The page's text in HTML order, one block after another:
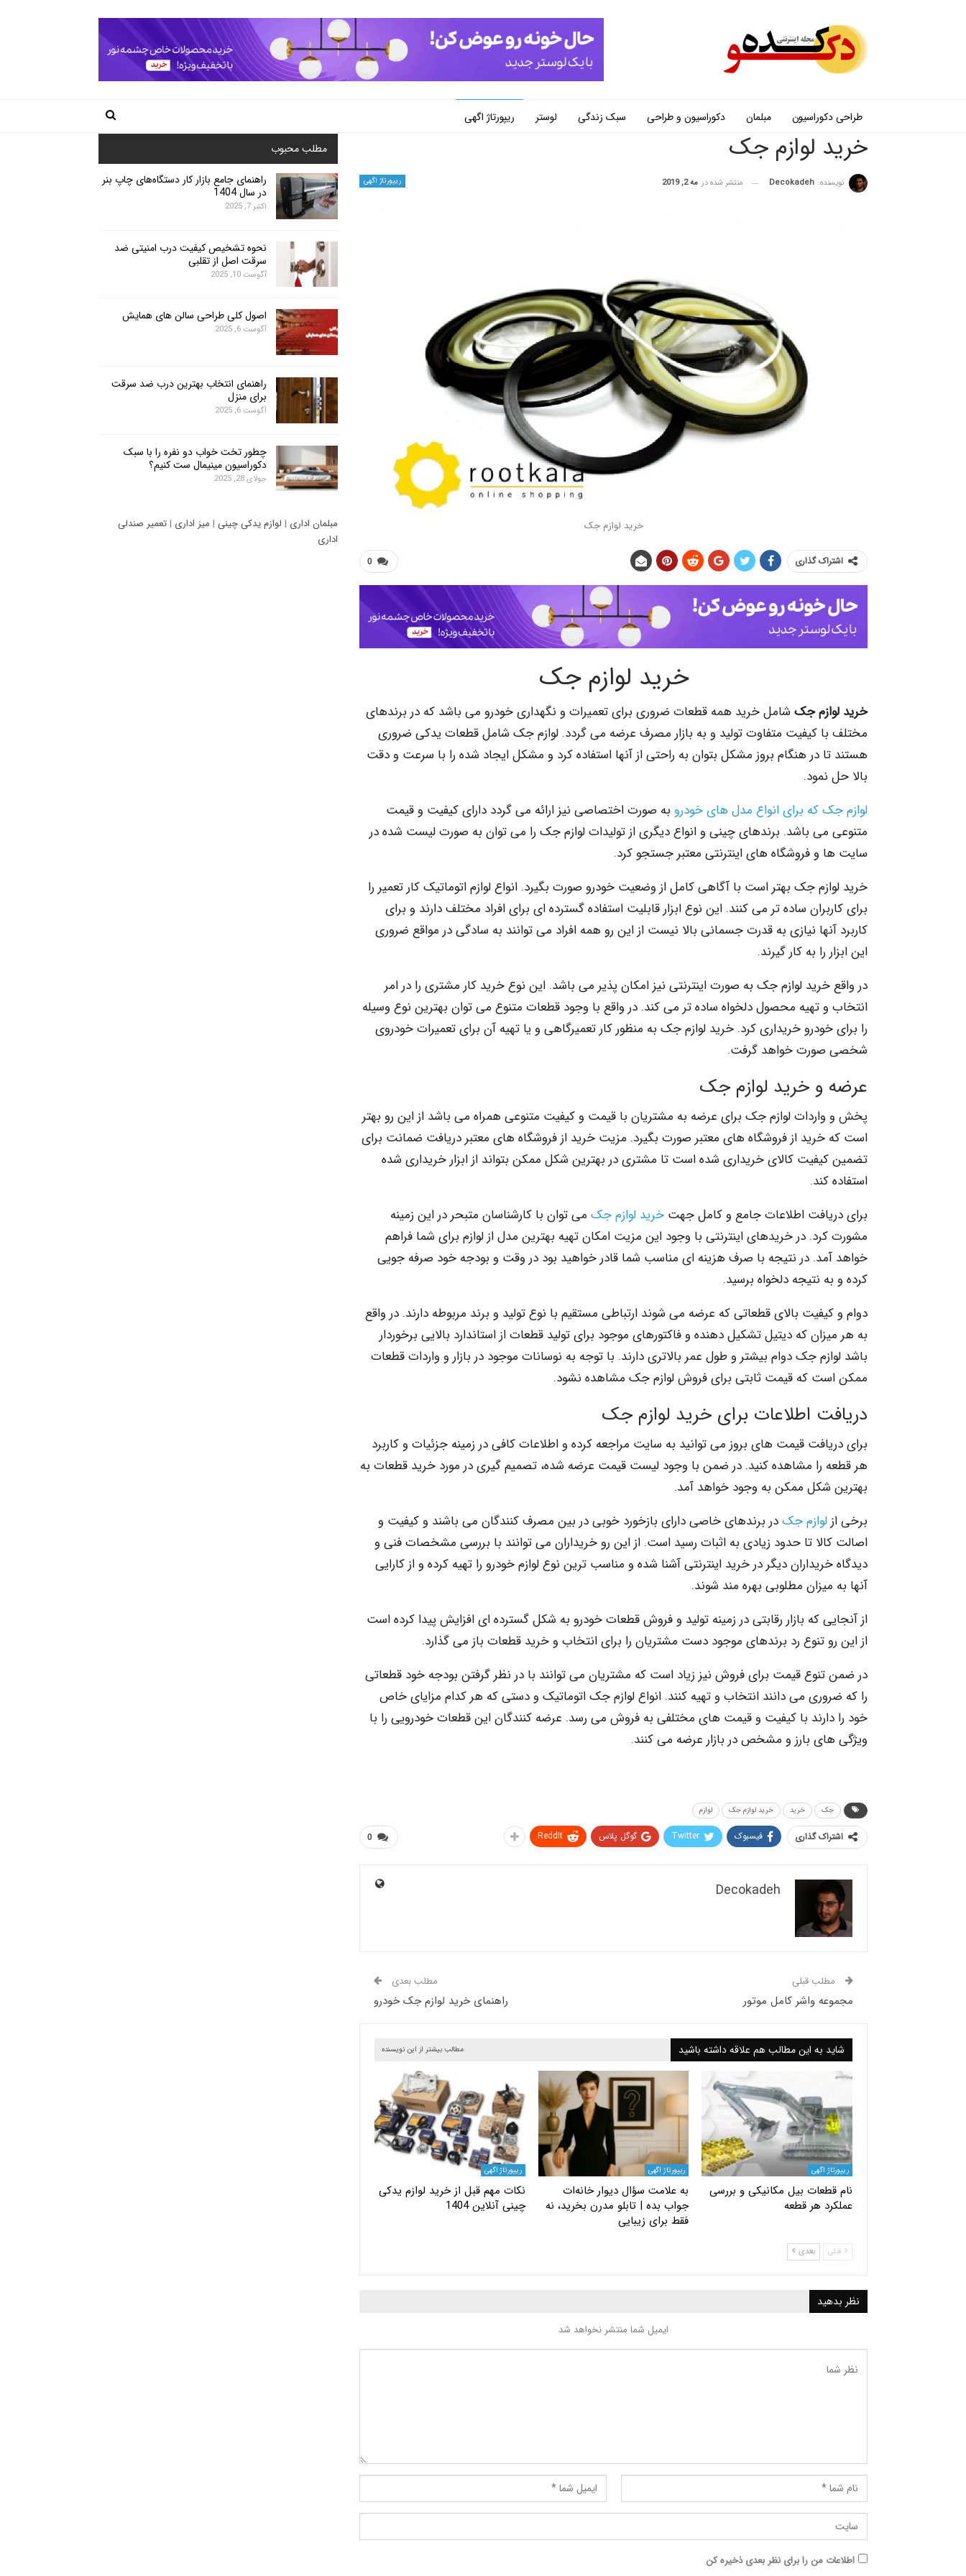
طراحی دکوراسیون مبلمان دکوراسیون و طراحی سبک زندگی لوستر ریپورتاژ اگهی
خرید لوازم جک
ریپورتاژ اگهی نویسنده: Decokadeh منتشر شده در مه 2, 2019
خرید لوازم جک
0 اشتراک گذاری
خرید لوازم جک
خرید لوازم جک شامل خرید همه قطعات ضروری برای تعمیرات و نگهداری خودرو می باشد که در برندهای
مختلف با کیفیت متفاوت تولید و به بازار مصرف عرضه می گردد. لوازم جک شامل قطعات یدکی ضروری
هستند تا در هنگام بروز مشکل بتوان به راحتی از آنها استفاده کرد و مشکل ایجاد شده را با سرعت و دقت
بالا حل نمود.
لوازم جک که برای انواع مدل های خودرو به صورت اختصاصی نیز ارائه می گردد دارای کیفیت و قیمت
متنوعی می باشد. برندهای چینی و انواع دیگری از تولیدات لوازم جک را می توان به صورت لیست شده در
سایت ها و فروشگاه های اینترنتی معتبر جستجو کرد.
خرید لوازم جک بهتر است با آگاهی کامل از وضعیت خودرو صورت بگیرد. انواع لوازم اتوماتیک کار تعمیر را
برای کاربران ساده تر می کنند. این نوع ابزار قابلیت استفاده گسترده ای برای افراد مختلف دارند و برای
کاربرد آنها نیازی به قدرت جسمانی بالا نیست از این رو همه افراد می توانند به سادگی در مواقع ضروری
این ابزار را به کار گیرند.
در واقع خرید لوازم جک به صورت اینترنتی نیز امکان پذیر می باشد. این نوع خرید کار مشتری را در امر
انتخاب و تهیه محصول دلخواه ساده تر می کند. در واقع با وجود قطعات متنوع می توان بهترین نوع وسیله
را برای خودرو خریداری کرد. خرید لوازم جک به منظور کار تعمیرگاهی و یا تهیه آن برای تعمیرات خودروی
شخصی صورت خواهد گرفت.
عرضه و خرید لوازم جک
پخش و واردات لوازم جک برای عرضه به مشتریان با قیمت و کیفیت متنوعی همراه می باشد از این رو بهتر
است که خرید از فروشگاه های معتبر صورت بگیرد. مزیت خرید از فروشگاه های معتبر دریافت ضمانت برای
تضمین کیفیت کالای خریداری شده است تا مشتری در بهترین شکل ممکن بتواند از ابزار خریداری شده
استفاده کند.
برای دریافت اطلاعات جامع و کامل جهت خرید لوازم جک می توان با کارشناسان متبحر در این زمینه
مشورت کرد. در خریدهای اینترنتی با وجود این مزیت امکان تهیه بهترین مدل از لوازم برای شما فراهم
خواهد آمد. در نتیجه با صرف هزینه ای مناسب شما قادر خواهید بود در وقت و بودجه خود صرفه جویی
کرده و به نتیجه دلخواه برسید.
دوام و کیفیت بالای قطعاتی که عرضه می شوند ارتباطی مستقیم با نوع تولید و برند مربوطه دارند. در واقع
به هر میزان که دیتیل تشکیل دهنده و فاکتورهای موجود برای تولید قطعات از استاندارد بالایی برخوردار
باشد لوازم جک دوام بیشتر و طول عمر بالاتری دارند. با توجه به نوسانات موجود در بازار و واردات قطعات
ممکن است که قیمت ثابتی برای فروش لوازم جک مشاهده نشود.
دریافت اطلاعات برای خرید لوازم جک
برای دریافت قیمت های بروز می توانید به سایت مراجعه کرده و اطلاعات کافی در زمینه جزئیات و کاربرد
هر قطعه را مشاهده کنید. در ضمن با وجود لیست قیمت عرضه شده، تصمیم گیری در مورد خرید قطعات به
بهترین شکل ممکن به وجود خواهد آمد.
برخی ازلوازم جکدر برندهای خاصی دارای بازخورد خوبی در بین مصرف کنندگان می باشند و کیفیت و
اصالت کالا تا حدود زیادی به اثبات رسید است. از این رو خریداران می توانند با بررسی مشخصات فنی و
دیدگاه خریداران دیگر در خرید اینترنتی آشنا شده و مناسب ترین نوع لوازم خودرو را تهیه کرده و از کارایی
آنها به میزان مطلوبی بهره مند شوند.
از آنجایی که بازار رقابتی در زمینه تولید و فروش قطعات خودرو به شکل گسترده ای افزایش پیدا کرده است
از این رو تنوع رد برندهای موجود دست مشتریان را برای انتخاب و خرید قطعات باز می گذارد.
در ضمن تنوع قیمت برای فروش نیز زیاد است که مشتریان می توانند با در نظر گرفتن بودجه خود قطعاتی
را که ضروری می دانند انتخاب و تهیه کنند. انواع لوازم جک اتوماتیک و دستی که هر کدام مزایای خاص
خود را دارند با کیفیت و قیمت های مختلفی به فروش می رسد. عرضه کنندگان این قطعات خودرویی را با
ویژگی های بارز و مشخص در بازار عرضه می کنند.
جک خرید خرید لوازم جک لوازم
0 اشتراک گذاری فیسبوک Twitter گوگل پلاس ReddIt
Decokadeh
مطلب قبلی
مجموعه واشر کامل موتور
مطلب بعدی
راهنمای خرید لوازم جک خودرو
شاید به این مطالب هم علاقه داشته باشید مطالب بیشتر از این نویسنده
ریپورتاژ اگهی
نام قطعات بیل مکانیکی و بررسی
عملکرد هر قطعه
ریپورتاژ اگهی
به علامت سؤال دیوار خانه‌ات
جواب بده | تابلو مدرن بخرید، نه
فقط برای زیبایی
ریپورتاژ اگهی
نکات مهم قبل از خرید لوازم یدکی
چینی آنلاین 1404
قبلی بعدی
نظر بدهید
ایمیل شما منتشر نخواهد شد
اطلاعات من را برای نظر بعدی ذخیره کن
مطلب محبوب
راهنمای جامع بازار کار دستگاه‌های چاپ بنر
در سال 1404
اکتبر 7, 2025
نحوه تشخیص کیفیت درب امنیتی ضد
سرقت اصل از تقلبی
آگوست 10, 2025
اصول کلی طراحی سالن های همایش
آگوست 6, 2025
راهنمای انتخاب بهترین درب ضد سرقت
برای منزل
آگوست 6, 2025
چطور تخت خواب دو نفره را با سبک
دکوراسیون مینیمال ست کنیم؟
جولای 28, 2025
مبلمان اداری | لوازم یدکی چینی | میز اداری | تعمیر صندلی
اداری